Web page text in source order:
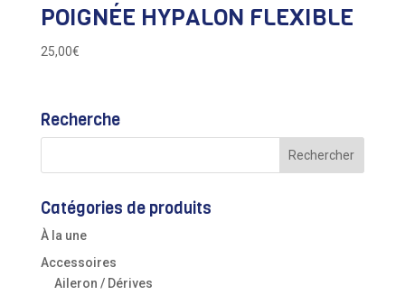
POIGNÉE HYPALON FLEXIBLE
25,00€
Recherche
Catégories de produits
À la une
Accessoires
Aileron / Dérives